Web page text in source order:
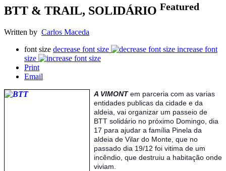
BTT & TRAIL, SOLIDÁRIO Featured
Written by Carlos Maceda
font size decrease font size
increase font
size
Print
Email
A VIMONTem parceria com as varias
entidades publicas da cidade e da
aldeia, vai organizar um passeio de
BTT solidário no próximo Domingo, dia
17 para ajudar a família Pinela da
aldeia de Vilar do Monte, que no
passado dia 19/12 foi vitima de um
incêndio, que destruiu a habitação onde
viviam.